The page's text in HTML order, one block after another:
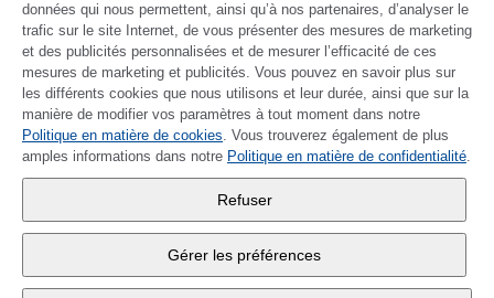
DEUTSCH
Fabrikstrasse 10, 3176 Neuenegg
Lu - Ve 9:00 - 12:00 h
données qui nous permettent, ainsi qu’à nos partenaires, d’analyser le
trafic sur le site Internet, de vous présenter des mesures de marketing
et des publicités personnalisées et de mesurer l’efficacité de ces
mesures de marketing et publicités. Vous pouvez en savoir plus sur
les différents cookies que nous utilisons et leur durée, ainsi que sur la
manière de modifier vos paramètres à tout moment dans notre
Politique en matière de cookies. Vous trouverez également de plus
amples informations dans notre Politique en matière de confidentialité.
Refuser
Gérer les préférences